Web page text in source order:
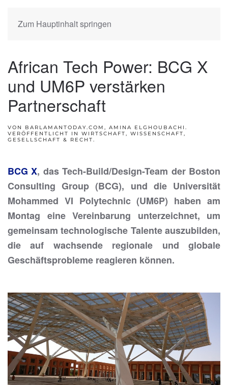
Zum Hauptinhalt springen
African Tech Power: BCG X
und UM6P verstärken
Partnerschaft
VON BARLAMANTODAY.COM, AMINA ELGHOUBACHI.
VERÖFFENTLICHT IN WIRTSCHAFT, WISSENSCHAFT,
GESELLSCHAFT & RECHT.
BCG X, das Tech-Build/Design-Team der Boston
Consulting Group (BCG), und die Universität
Mohammed VI Polytechnic (UM6P) haben am
Montag eine Vereinbarung unterzeichnet, um
gemeinsam technologische Talente auszubilden,
die auf wachsende regionale und globale
Geschäftsprobleme reagieren können.